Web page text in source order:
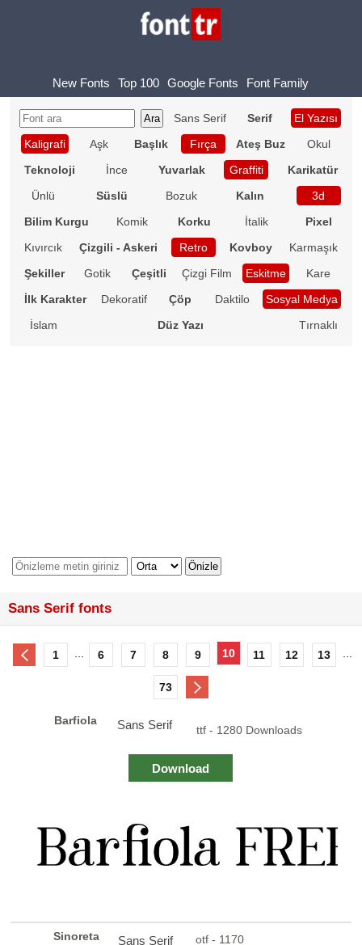
New Fonts Top 100 Google Fonts Font Family
Sans Serif Serif
El Yazısı
Kaligrafi
Aşk Başlık Fırça Ateş Buz
Okul
Teknoloji
İnce Yuvarlak Graffiti
Karikatür
Ünlü
Süslü Bozuk Kalın
3d
Bilim Kurgu
Komik Korku İtalik
Pixel
Kıvırcık
Çizgili - Askeri Retro Kovboy
Karmaşık
Şekiller
Gotik Çeşitli Çizgi Film Eskitme
Kare
İlk Karakter
Dekoratif Çöp Daktilo
Sosyal Medya
İslam
Düz Yazı Tırnaklı
Sans Serif fonts
1 6 7 8 9 10 11 12 13
73
Barfiola Sans Serif ttf - 1280 Downloads
Download
Sinoreta Sans Serif
otf - 1170